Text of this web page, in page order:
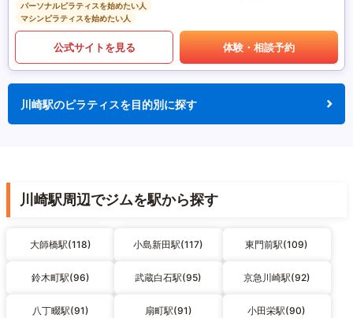
パーソナルピラティスを始めたい人
マシンピラティスを始めたい人
公式サイトを見る 体験・相談予約
川崎駅のピラティスを目的別に探す
川崎駅周辺でジムを駅から探す
大師橋駅(118) 小島新田駅(117) 東門前駅(109)
鈴木町駅(96) 武蔵白石駅(95) 京急川崎駅(92)
八丁畷駅(91) 扇町駅(91) 小田栄駅(90)